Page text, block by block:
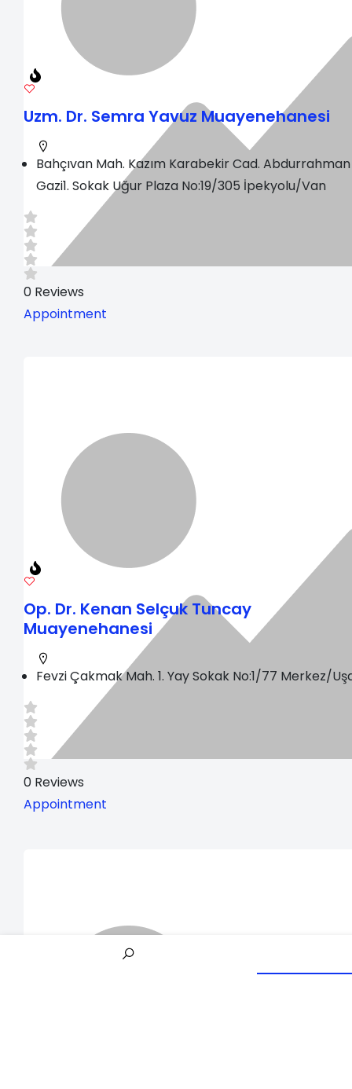
Uzm. Dr. Semra Yavuz Muayenehanesi
Bahçıvan Mah. Kazım Karabekir Cad. Abdurrahman
Gazi1. Sokak Uğur Plaza No:19/305 İpekyolu/Van
0 Reviews
Appointment
Op. Dr. Kenan Selçuk Tuncay
Muayenehanesi
Fevzi Çakmak Mah. 1. Yay Sokak No:1/77 Merkez/
0 Reviews
Appointment